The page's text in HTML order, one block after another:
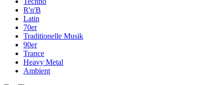
R'n'B
Latin
70er
Traditionelle Musik
90er
Trance
Heavy Metal
Ambient